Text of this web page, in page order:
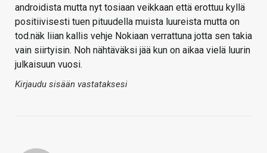
androidista mutta nyt tosiaan veikkaan että erottuu kyllä
positiivisesti tuen pituudella muista luureista mutta on
tod.näk liian kallis vehje Nokiaan verrattuna jotta sen takia
vain siirtyisin. Noh nähtäväksi jää kun on aikaa vielä luurin
julkaisuun vuosi.
Kirjaudu sisään vastataksesi